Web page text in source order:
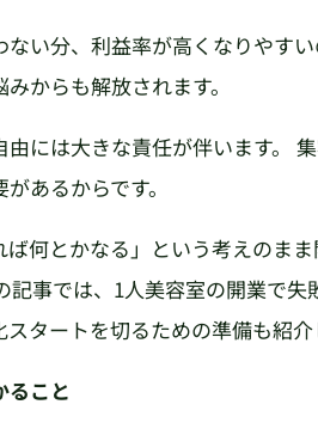
ない分、利益率が高くなりやす
からも解放されます。
由には大きな責任が伴います。
あるからです。
ば何とかなる」という考えのま
記事では、1人美容室の開業で
タートを切るための準備も紹介
ること